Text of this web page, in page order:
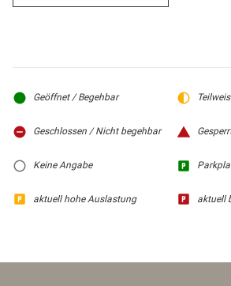
Geöffnet / Begehbar
Geschlossen / Nicht begehbar
Keine Angabe
aktuell hohe Auslastung aktuell